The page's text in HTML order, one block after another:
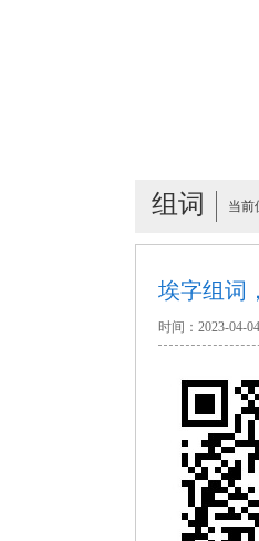
组词 当前
埃字组词
时间：2023-04-04